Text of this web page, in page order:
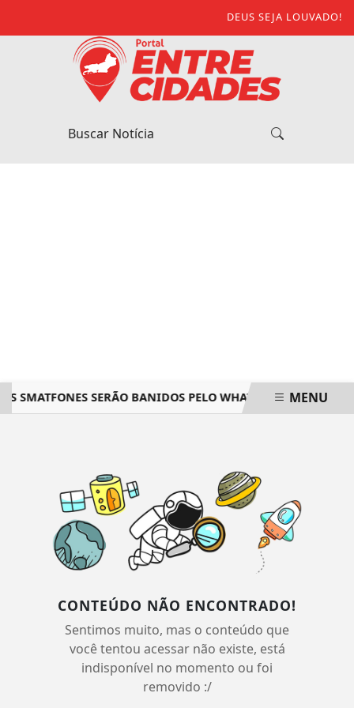
DEUS SEJA LOUVADO!
SMATFONES SERÃO BANIDOS PELO WHATSAPP; VEJA A
MENU
CONTEÚDO NÃO ENCONTRADO!
Sentimos muito, mas o conteúdo que
você tentou acessar não existe, está
indisponível no momento ou foi
removido :/